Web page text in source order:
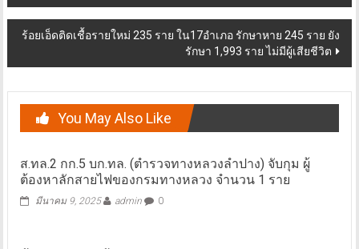
ร้อยเอ็ดติดเชื้อรายใหม่ 235 ราย ใน17อำเภอ รักษาหาย 245 ราย ยัง
รักษา 1,993 ราย ไม่มีผู้เสียชีวิต
You May Also Like
ส.ทล.2 กก.5 บก.ทล. (ตำรวจทางหลวงลำปาง) จับกุม ผู้
ต้องหาลักสายไฟของกรมทางหลวง จำนวน 1 ราย
มีนาคม 9, 2025 admin 0